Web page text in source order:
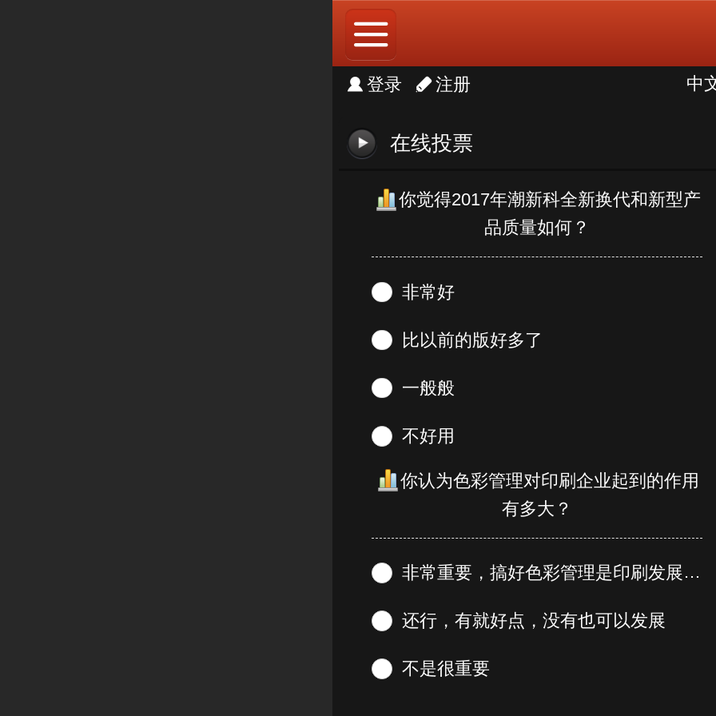
登录 注册 中
中
在线投票
你觉得2017年潮新科全新换代和新型产
品质量如何？
非常好
比以前的版好多了
一般般
不好用
你认为色彩管理对印刷企业起到的作用
有多大？
非常重要，搞好色彩管理是印刷发展不可或缺的一部分
还行，有就好点，没有也可以发展
不是很重要